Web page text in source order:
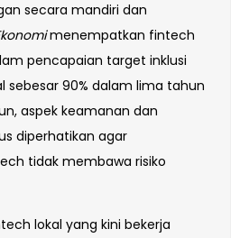
secara mandiri dan
menempatkan fintech
pencapaian target inklusi
sebesar 90% dalam lima tahun
aspek keamanan dan
diperhatikan agar
tidak membawa risiko
lokal yang kini bekerja